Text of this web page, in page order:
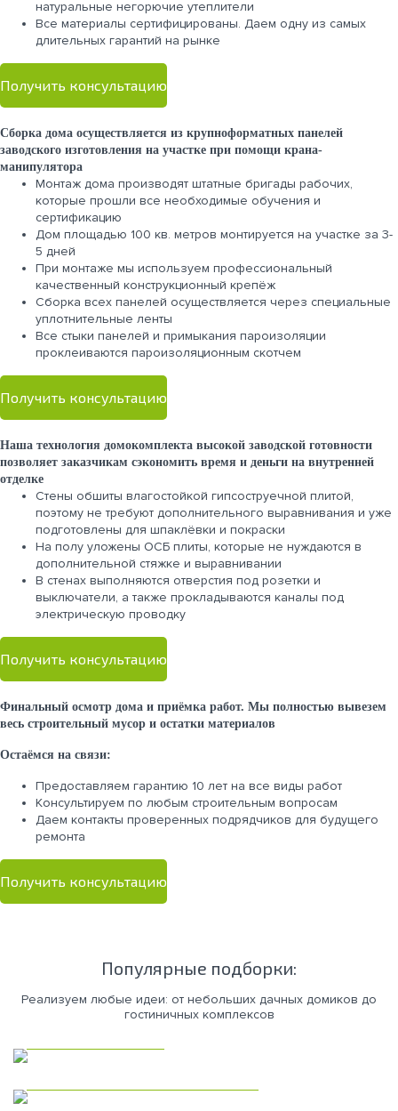
натуральные негорючие утеплители
Все материалы сертифицированы. Даем одну из самых
длительных гарантий на рынке
Получить консультацию
Сборка дома осуществляется из крупноформатных панелей
заводского изготовления на участке при помощи крана-
манипулятора
Монтаж дома производят штатные бригады рабочих,
которые прошли все необходимые обучения и
сертификацию
Дом площадью 100 кв. метров монтируется на участке за 3-
5 дней
При монтаже мы используем профессиональный
качественный конструкционный крепёж
Сборка всех панелей осуществляется через специальные
уплотнительные ленты
Все стыки панелей и примыкания пароизоляции
проклеиваются пароизоляционным скотчем
Получить консультацию
Наша технология домокомплекта высокой заводской готовности
позволяет заказчикам сэкономить время и деньги на внутренней
отделке
Стены обшиты влагостойкой гипсоструечной плитой,
поэтому не требуют дополнительного выравнивания и уже
подготовлены для шпаклёвки и покраски
На полу уложены ОСБ плиты, которые не нуждаются в
дополнительной стяжке и выравнивании
В стенах выполняются отверстия под розетки и
выключатели, а также прокладываются каналы под
электрическую проводку
Получить консультацию
Финальный осмотр дома и приёмка работ. Мы полностью вывезем
весь строительный мусор и остатки материалов
Остаёмся на связи:
Предоставляем гарантию 10 лет на все виды работ
Консультируем по любым строительным вопросам
Даем контакты проверенных подрядчиков для будущего
ремонта
Получить консультацию
Популярные подборки:
Реализуем любые идеи: от небольших дачных домиков до
гостиничных комплексов